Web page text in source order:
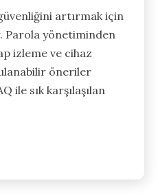
artırmak için
Parola yönetiminden
izleme ve cihaz
öneriler
ile sık karşılaşılan